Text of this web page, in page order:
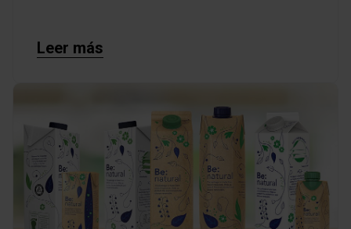
Leer más